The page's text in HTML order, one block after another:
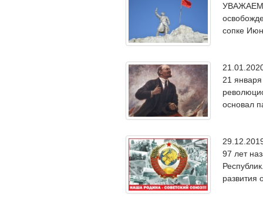
сопке
21
основал
97 лет
развития